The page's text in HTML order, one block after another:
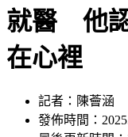
就醫 他
在心裡
記者：陳薈涵
發佈時間：